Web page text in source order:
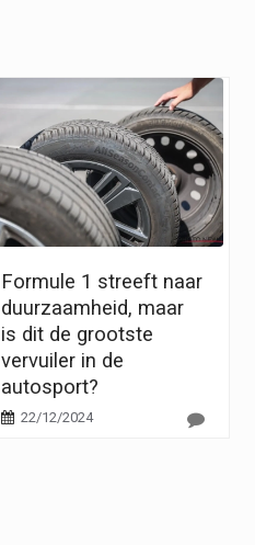
Formule 1 streeft naar
duurzaamheid, maar
is dit de grootste
vervuiler in de
autosport?
22/12/2024